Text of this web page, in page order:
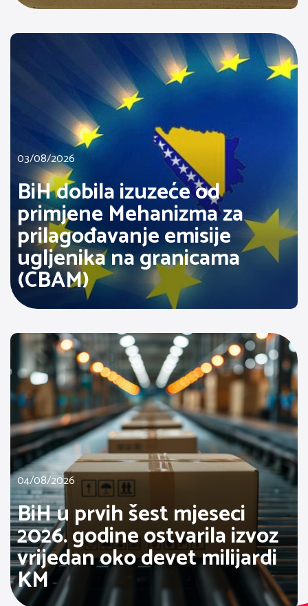
03/08/2026
BiH dobila izuzeće od
primjene Mehanizma za
prilagođavanje emisije
ugljenika na granicama
(CBAM)
04/08/2026
BiH u prvih šest mjeseci
2026. godine ostvarila izvoz
vrijedan oko devet milijardi
KM